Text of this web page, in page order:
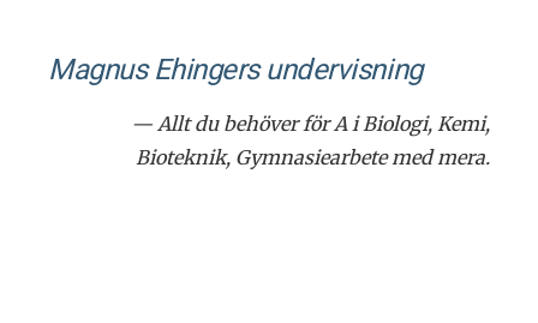
Magnus Ehingers under­visning
— Allt du behöver för A i Biologi, Kemi,
Bioteknik, Gymnasiearbete med mera.